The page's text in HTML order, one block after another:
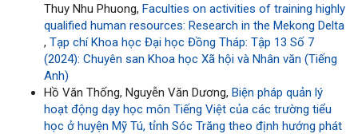
Thuy Nhu Phuong, Faculties on activities of training highly
qualified human resources: Research in the Mekong Delta
, Tạp chí Khoa học Đại học Đồng Tháp: Tập 13 Số 7
(2024): Chuyên san Khoa học Xã hội và Nhân văn (Tiếng
Anh)
Hồ Văn Thống, Nguyễn Văn Dương, Biện pháp quản lý
hoạt động dạy học môn Tiếng Việt của các trường tiểu
học ở huyện Mỹ Tú, tỉnh Sóc Trăng theo định hướng phát